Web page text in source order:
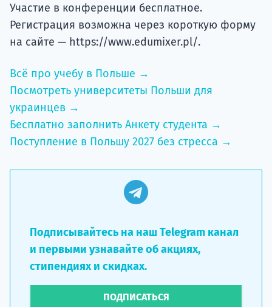
Участие в конференции бесплатное.
Регистрация возможна через короткую форму
на сайте — https://www.edumixer.pl/.
Всё про учебу в Польше →
Посмотреть университеты Польши для
украинцев →
Бесплатно заполнить Анкету студента →
Поступление в Польшу 2027 без стресса →
Подписывайтесь на наш Telegram канал
и первыми узнавайте об акциях,
стипендиях и скидках.
ПОДПИСАТЬСЯ